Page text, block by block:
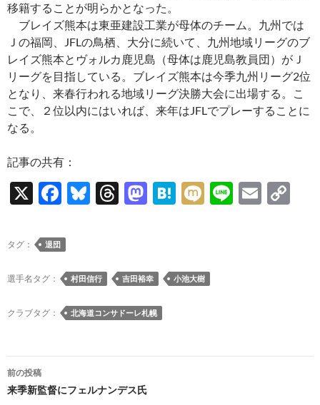
移籍することが明らかとなった。
ブレイズ熊本は東亜建設工業が母体のチーム。九州では
Ｊの福岡、JFLの鳥栖、大分に続いて、九州地域リーグのブ
レイズ熊本とヴォルカ鹿児島（母体は鹿児島教員団）がＪ
リーグを目指している。ブレイズ熊本は今季九州リーグ2位
となり、来春行われる地域リーグ決勝大会に出場する。こ
こで、２位以内にはいれば、来年はJFLでプレーすることに
なる。
記事の共有：
X
F
e
o
o
Bl
y
T
ds
M
o
n
H
a
M Li
E
タグ： 退団
選手名タグ： 村田信行 吉田裕幸 小池大樹
クラブタグ： 北海道コンサドーレ札幌
投
稿
前の投稿
来季新監督にフェルナンデス氏